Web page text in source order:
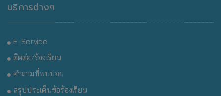
บริการต่างๆ
E-Service
ติดต่อ/ร้องเรียน
คำถามที่พบบ่อย
สรุปประเด็นข้อร้องเรียน